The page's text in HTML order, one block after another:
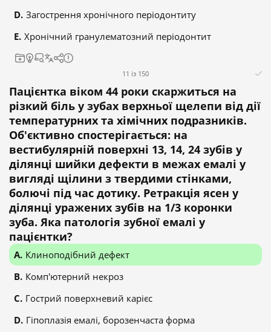
Загострення хронічного періодонтиту
Хронічний гранулематозний періодонтит
11 із 150
Пацієнтка віком 44 роки скаржиться на
різкий біль у зубах верхньої щелепи від дії
температурних та хімічних подразників.
Об'єктивно спостерігається: на
вестибулярній поверхні 13, 14, 24 зубів у
ділянці шийки дефекти в межах емалі у
вигляді щілини з твердими стінками,
болючі під час дотику. Ретракція ясен у
ділянці уражених зубів на 1/3 коронки
зуба. Яка патологія зубної емалі у
пацієнтки?
Клиноподібний дефект
Комп'ютерний некроз
Гострий поверхневий карієс
Гіпоплазія емалі, борозенчаста форма